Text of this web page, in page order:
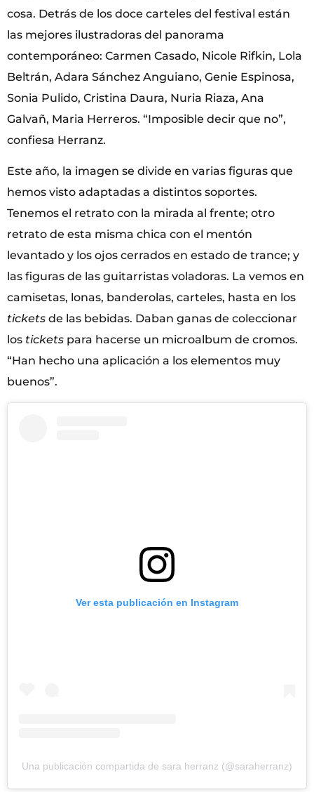
cosa. Detrás de los doce carteles del festival están
las mejores ilustradoras del panorama
contemporáneo: Carmen Casado, Nicole Rifkin, Lola
Beltrán, Adara Sánchez Anguiano, Genie Espinosa,
Sonia Pulido, Cristina Daura, Nuria Riaza, Ana
Galvañ, Maria Herreros. “Imposible decir que no”,
confiesa Herranz.
Este año, la imagen se divide en varias figuras que
hemos visto adaptadas a distintos soportes.
Tenemos el retrato con la mirada al frente; otro
retrato de esta misma chica con el mentón
levantado y los ojos cerrados en estado de trance; y
las figuras de las guitarristas voladoras. La vemos en
camisetas, lonas, banderolas, carteles, hasta en los
tickets de las bebidas. Daban ganas de coleccionar
los tickets para hacerse un microalbum de cromos.
“Han hecho una aplicación a los elementos muy
buenos”.
Ver esta publicación en Instagram
Una publicación compartida de sara herranz (@saraherranz)